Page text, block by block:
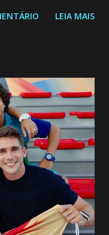
06/26 a 14/06/26
ser o tipo de
toda a vida. Camila
como seria o
lo. Manuel avisa a
com Joana.
suspeitas pelo
que ele poderia
informa a Gabriel
paciente, que está
LEIA MAIS